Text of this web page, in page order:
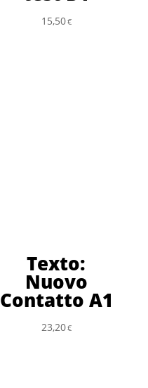
15,50€
Texto:
Nuovo
Contatto A1
23,20€